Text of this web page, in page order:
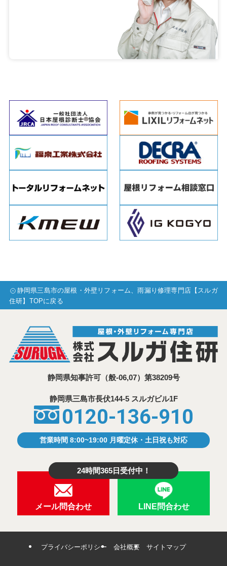
静岡県三島市の屋根・外壁リフォーム、雨漏り修理専門店【スルガ
住研】TOPに戻る
静岡県知事許可（般-06,07）第38209号
静岡県三島市⾧伏144-5 スルガビル1F
0120-136-910
営業時間 8:00~19:00 月曜定休・土日祝も対応
24時間365日受付中！
メール問合わせ LINE問合わせ
プライバシーポリシー 会社概要 サイトマップ